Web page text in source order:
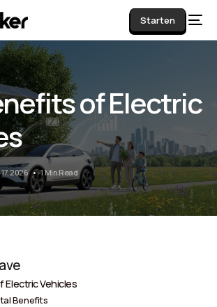
Starten
of Electric
2026 1 Min Read
Electric Vehicles
Benefits